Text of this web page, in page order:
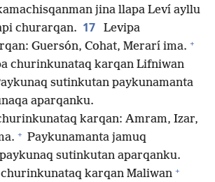
jina llapa Leví ayllu
churarqan. 17
Levipa
Guersón, Cohat, Merarí ima. +
churinkunataq karqan Lifniwan
sutinkutan paykunamanta
aparqanku.
karqan: Amram, Izar,
+ Paykunamanta jamuq
sutinkutan aparqanku.
karqan Maliwan +